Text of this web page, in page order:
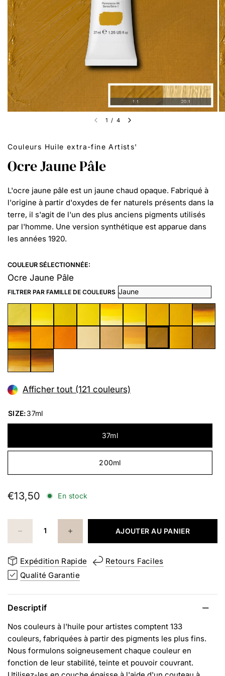
1 / 4
Couleurs Huile extra-fine Artists'
Ocre Jaune Pâle
L'ocre jaune pâle est un jaune chaud opaque. Fabriqué à
l'origine à partir d'oxydes de fer naturels présents dans la
terre, il s'agit de l'un des plus anciens pigments utilisés
par l'homme. Une version synthétique est apparue dans
les années 1920.
COULEUR SÉLECTIONNÉE:
Ocre Jaune Pâle
FILTRER PAR FAMILLE DE COULEURS
Afficher tout (121 couleurs)
SIZE:37ml
37ml
200ml
€13,50 En stock
AJOUTER AU PANIER
Expédition Rapide
Retours Faciles
Qualité Garantie
Descriptif
Nos couleurs à l'huile pour artistes comptent 133
couleurs, fabriquées à partir des pigments les plus fins.
Nous formulons soigneusement chaque couleur en
fonction de leur stabilité, teinte et pouvoir couvrant.